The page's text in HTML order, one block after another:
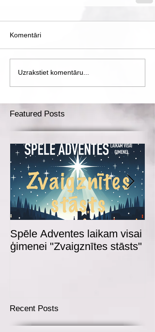
Komentāri
Uzrakstiet komentāru...
Featured Posts
Spēle Adventes laikam visai
ģimenei "Zvaigznītes stāsts"
Recent Posts